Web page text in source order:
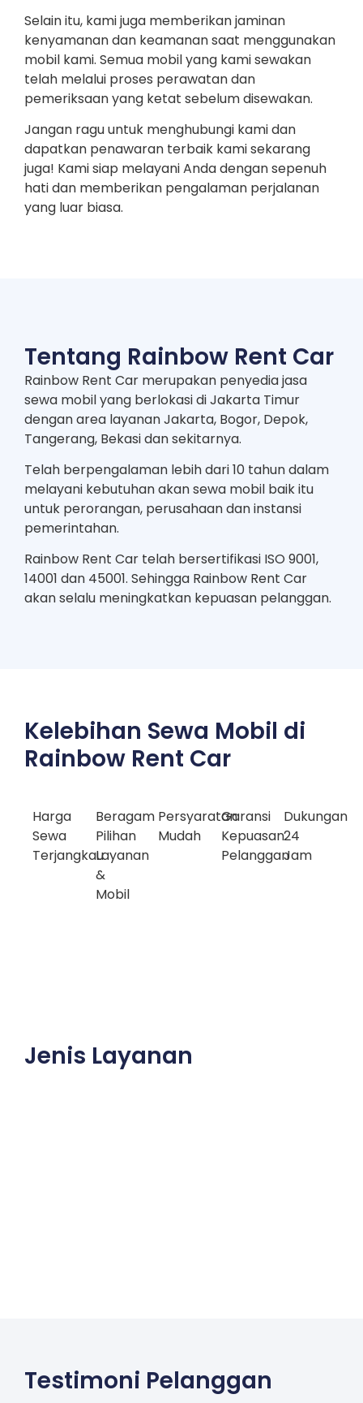
Selain itu, kami juga memberikan jaminan
kenyamanan dan keamanan saat menggunakan
mobil kami. Semua mobil yang kami sewakan
telah melalui proses perawatan dan
pemeriksaan yang ketat sebelum disewakan.
Jangan ragu untuk menghubungi kami dan
dapatkan penawaran terbaik kami sekarang
juga! Kami siap melayani Anda dengan sepenuh
hati dan memberikan pengalaman perjalanan
yang luar biasa.
Tentang Rainbow Rent Car
Rainbow Rent Car merupakan penyedia jasa
sewa mobil yang berlokasi di Jakarta Timur
dengan area layanan Jakarta, Bogor, Depok,
Tangerang, Bekasi dan sekitarnya.
Telah berpengalaman lebih dari 10 tahun dalam
melayani kebutuhan akan sewa mobil baik itu
untuk perorangan, perusahaan dan instansi
pemerintahan.
Rainbow Rent Car telah bersertifikasi ISO 9001,
14001 dan 45001. Sehingga Rainbow Rent Car
akan selalu meningkatkan kepuasan pelanggan.
Kelebihan Sewa Mobil di
Rainbow Rent Car
Harga
Sewa
Terjangkau
Beragam
Pilihan
Layanan
&
Mobil
Persyaratan
Mudah
Garansi
Kepuasan
Pelanggan
Dukungan
24
Jam
Jenis Layanan
Testimoni Pelanggan